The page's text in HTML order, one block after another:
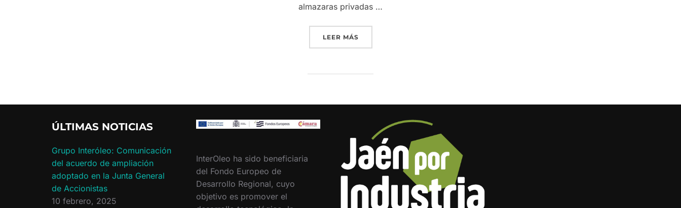
almazaras privadas …
LEER MÁS«FORO SOBRE EL VERTICILIUM Y LA XYLELLA PARA MEJORAR EL MANEJO DE LAS
ÚLTIMAS NOTICIAS
Grupo Interóleo: Comunicación
del acuerdo de ampliación
adoptado en la Junta General
de Accionistas
10 febrero, 2025
InterOleo ha sido beneficiaria
del Fondo Europeo de
Desarrollo Regional, cuyo
objetivo es promover el